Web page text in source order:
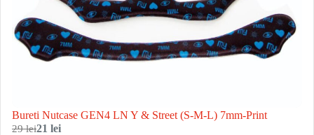
Bureti Nutcase GEN4 LN Y & Street (S-M-L) 7mm-Print
29 lei21 lei